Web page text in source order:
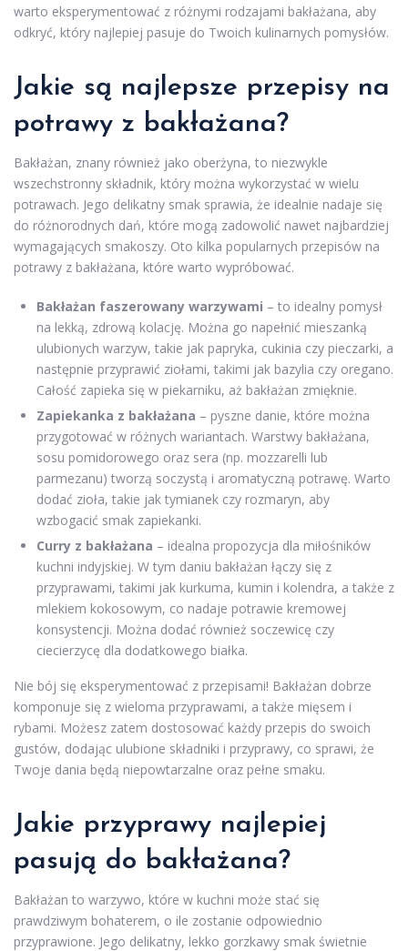
warto eksperymentować z różnymi rodzajami bakłażana, aby
odkryć, który najlepiej pasuje do Twoich kulinarnych pomysłów.
Jakie są najlepsze przepisy na
potrawy z bakłażana?
Bakłażan, znany również jako oberżyna, to niezwykle
wszechstronny składnik, który można wykorzystać w wielu
potrawach. Jego delikatny smak sprawia, że idealnie nadaje się
do różnorodnych dań, które mogą zadowolić nawet najbardziej
wymagających smakoszy. Oto kilka popularnych przepisów na
potrawy z bakłażana, które warto wypróbować.
Bakłażan faszerowany warzywami – to idealny pomysł
na lekką, zdrową kolację. Można go napełnić mieszanką
ulubionych warzyw, takie jak papryka, cukinia czy pieczarki, a
następnie przyprawić ziołami, takimi jak bazylia czy oregano.
Całość zapieka się w piekarniku, aż bakłażan zmięknie.
Zapiekanka z bakłażana – pyszne danie, które można
przygotować w różnych wariantach. Warstwy bakłażana,
sosu pomidorowego oraz sera (np. mozzarelli lub
parmezanu) tworzą soczystą i aromatyczną potrawę. Warto
dodać zioła, takie jak tymianek czy rozmaryn, aby
wzbogacić smak zapiekanki.
Curry z bakłażana – idealna propozycja dla miłośników
kuchni indyjskiej. W tym daniu bakłażan łączy się z
przyprawami, takimi jak kurkuma, kumin i kolendra, a także z
mlekiem kokosowym, co nadaje potrawie kremowej
konsystencji. Można dodać również soczewicę czy
ciecierzycę dla dodatkowego białka.
Nie bój się eksperymentować z przepisami! Bakłażan dobrze
komponuje się z wieloma przyprawami, a także mięsem i
rybami. Możesz zatem dostosować każdy przepis do swoich
gustów, dodając ulubione składniki i przyprawy, co sprawi, że
Twoje dania będą niepowtarzalne oraz pełne smaku.
Jakie przyprawy najlepiej
pasują do bakłażana?
Bakłażan to warzywo, które w kuchni może stać się
prawdziwym bohaterem, o ile zostanie odpowiednio
przyprawione. Jego delikatny, lekko gorzkawy smak świetnie